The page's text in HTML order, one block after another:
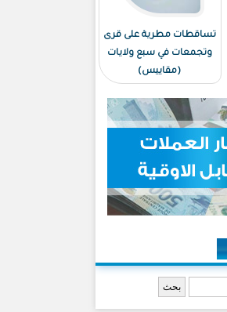
تساقطات مطرية على قرى
وتجمعات في سبع ولايات
(مقاييس)